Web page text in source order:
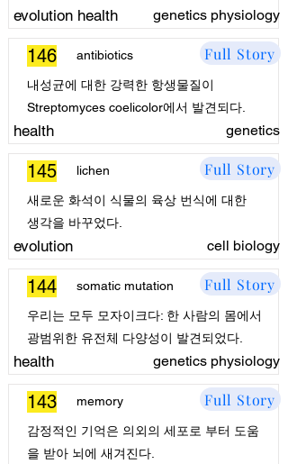
evolution health genetics physiology
146 Full Story
antibiotics
내성균에 대한 강력한 항생물질이
Streptomyces coelicolor에서 발견되다.
health genetics
145 Full Story
lichen
새로운 화석이 식물의 육상 번식에 대한
생각을 바꾸었다.
evolution cell biology
144 Full Story
somatic mutation
우리는 모두 모자이크다: 한 사람의 몸에서
광범위한 유전체 다양성이 발견되었다.
health genetics physiology
143 Full Story
memory
감정적인 기억은 의외의 세포로 부터 도움
을 받아 뇌에 새겨진다.